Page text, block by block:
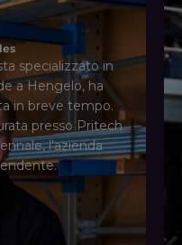
specializzato in
a Hengelo, ha
in breve tempo.
presso Pritech
l'azienda